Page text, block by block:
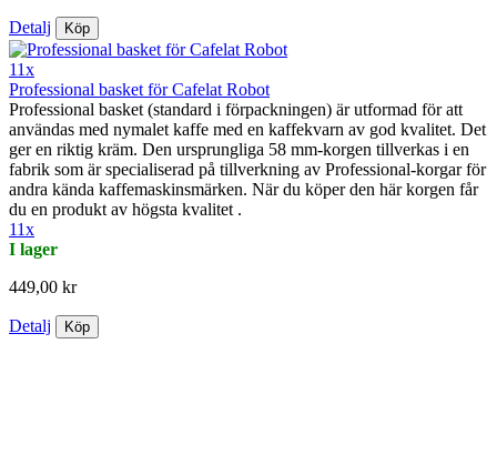
Detalj Köp
11x
Professional basket för Cafelat Robot
Professional basket (standard i förpackningen) är utformad för att
användas med nymalet kaffe med en kaffekvarn av god kvalitet. Det
ger en riktig kräm. Den ursprungliga 58 mm-korgen tillverkas i en
fabrik som är specialiserad på tillverkning av Professional-korgar för
andra kända kaffemaskinsmärken. När du köper den här korgen får
du en produkt av högsta kvalitet .
11x
I lager
449,00 kr
Detalj Köp